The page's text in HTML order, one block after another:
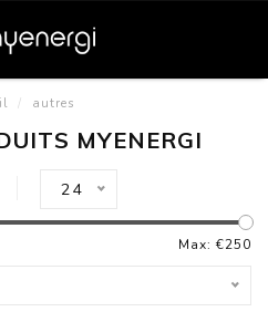
/ autres
MYENERGI
24
Max: €250